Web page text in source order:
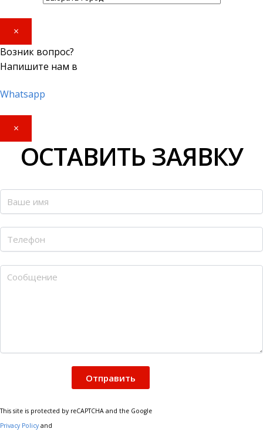
×
Возник вопрос?
Напишите нам в
Whatsapp
×
ОСТАВИТЬ ЗАЯВКУ
This site is protected by reCAPTCHA and the Google
Privacy Policy and